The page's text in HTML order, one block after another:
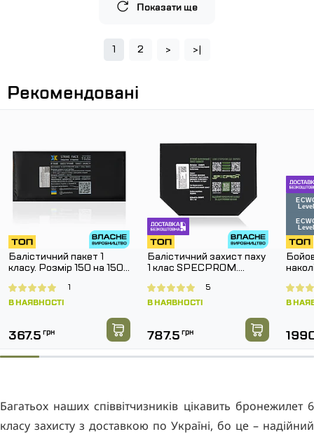
Показати ще
1 2 > >|
Рекомендовані
Балістичний пакет 1
класу. Розмір 150 на 150
В НАЯВНОСТІ
1
367.5 грн
Балістичний захист паху
1 клас SPECPROM.
В НАЯВНОСТІ
5
787.5 грн
В
Багатьох наших співвітчизників цікавить бронежилет 6
класу захисту з доставкою по Україні, бо це – надійний